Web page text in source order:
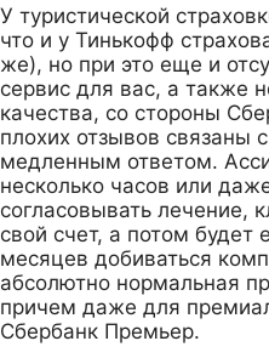
У туристической
что и у Тинькофф
же), но при это еще и
сервис для вас, а также
качества, со стороны
плохих отзывов связаны
медленным ответом.
несколько часов или
согласовывать лечение,
свой счет, а потом будет
месяцев добиваться
абсолютно нормальная
причем даже для
Сбербанк Премьер.